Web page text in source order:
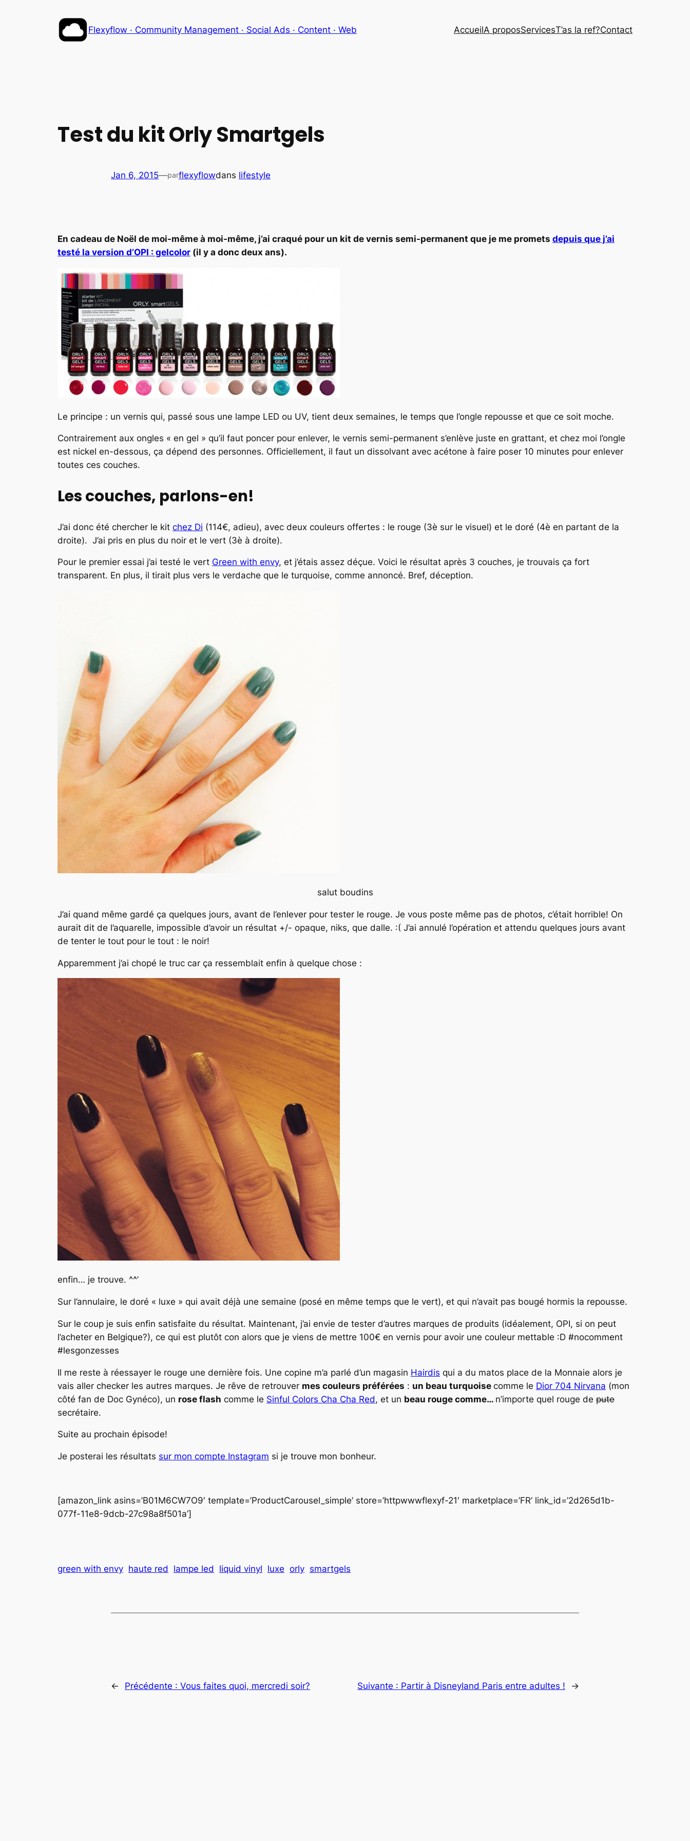
Flexyflow · Community Management · Social Ads · Content · Web AccueilA proposServicesT’as la ref?Contact
Test du kit Orly Smartgels
Jan 6, 2015—parflexyflowdans lifestyle
En cadeau de Noël de moi-même à moi-même, j’ai craqué pour un kit de vernis semi-permanent que je me promets depuis que j’ai
testé la version d’OPI : gelcolor (il y a donc deux ans).
Le principe : un vernis qui, passé sous une lampe LED ou UV, tient deux semaines, le temps que l’ongle repousse et que ce soit moche.
Contrairement aux ongles « en gel » qu’il faut poncer pour enlever, le vernis semi-permanent s’enlève juste en grattant, et chez moi l’ongle
est nickel en-dessous, ça dépend des personnes. Officiellement, il faut un dissolvant avec acétone à faire poser 10 minutes pour enlever
toutes ces couches.
Les couches, parlons-en!
J’ai donc été chercher le kit chez Di (114€, adieu), avec deux couleurs offertes : le rouge (3è sur le visuel) et le doré (4è en partant de la
droite). J’ai pris en plus du noir et le vert (3è à droite).
Pour le premier essai j’ai testé le vert Green with envy, et j’étais assez déçue. Voici le résultat après 3 couches, je trouvais ça fort
transparent. En plus, il tirait plus vers le verdache que le turquoise, comme annoncé. Bref, déception.
salut boudins
J’ai quand même gardé ça quelques jours, avant de l’enlever pour tester le rouge. Je vous poste même pas de photos, c’était horrible! On
aurait dit de l’aquarelle, impossible d’avoir un résultat +/- opaque, niks, que dalle. :( J’ai annulé l’opération et attendu quelques jours avant
de tenter le tout pour le tout : le noir!
Apparemment j’ai chopé le truc car ça ressemblait enfin à quelque chose :
enfin… je trouve. ^^’
Sur l’annulaire, le doré « luxe » qui avait déjà une semaine (posé en même temps que le vert), et qui n’avait pas bougé hormis la repousse.
Sur le coup je suis enfin satisfaite du résultat. Maintenant, j’ai envie de tester d’autres marques de produits (idéalement, OPI, si on peut
l’acheter en Belgique?), ce qui est plutôt con alors que je viens de mettre 100€ en vernis pour avoir une couleur mettable :D #nocomment
#lesgonzesses
Il me reste à réessayer le rouge une dernière fois. Une copine m’a parlé d’un magasin Hairdis qui a du matos place de la Monnaie alors je
vais aller checker les autres marques. Je rêve de retrouver mes couleurs préférées : un beau turquoise comme le Dior 704 Nirvana (mon
côté fan de Doc Gynéco), un rose flash comme le Sinful Colors Cha Cha Red, et un beau rouge comme… n’importe quel rouge de pute
secrétaire.
Suite au prochain épisode!
Je posterai les résultats sur mon compte Instagram si je trouve mon bonheur.
[amazon_link asins=’B01M6CW7O9′ template=’ProductCarousel_simple’ store=’httpwwwflexyf-21′ marketplace=’FR’ link_id=’2d265d1b-
077f-11e8-9dcb-27c98a8f501a’]
green with envy haute red lampe led liquid vinyl luxe orly smartgels
← Précédente : Vous faites quoi, mercredi soir? Suivante : Partir à Disneyland Paris entre adultes ! →